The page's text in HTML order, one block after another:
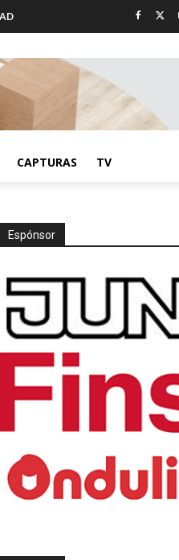
CAPTURAS TV
Espónsor